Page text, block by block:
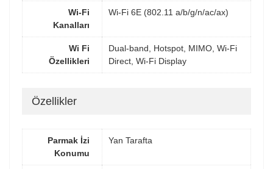
Wi-Fi
Kanalları
Wi-Fi 6E (802.11 a/b/g/n/ac/ax)
Wi Fi
Özellikleri
Dual-band, Hotspot, MIMO, Wi-Fi
Direct, Wi-Fi Display
Özellikler
Parmak İzi
Konumu
Yan Tarafta